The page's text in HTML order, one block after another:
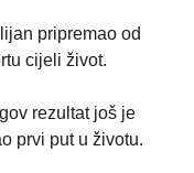
pripremao od
cijeli život.
rezultat još je
prvi put u životu.